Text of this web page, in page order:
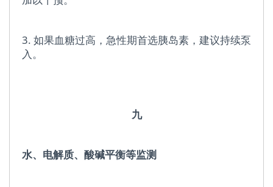
3. 如果血糖过高，急性期首选胰岛素，建议持续泵
入。
九
水、电解质、酸碱平衡等监测